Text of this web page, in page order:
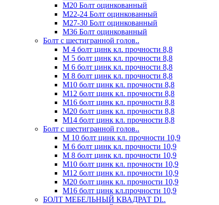
М20 Болт оцинкованный
М22-24 Болт оцинкованный
М27-30 Болт оцинкованный
М36 Болт оцинкованный
Болт с шестигранной голов..
М 4 болт цинк кл. прочности 8,8
М 5 болт цинк кл. прочности 8,8
М 6 болт цинк кл. прочности 8,8
М 8 болт цинк кл. прочности 8,8
М10 болт цинк кл. прочности 8,8
М12 болт цинк кл. прочности 8,8
М16 болт цинк кл. прочности 8,8
М20 болт цинк кл. прочности 8,8
М14 болт цинк кл. прочности 8,8
Болт с шестигранной голов..
М 10 болт цинк кл. прочности 10,9
М 6 болт цинк кл. прочности 10,9
М 8 болт цинк кл. прочности 10,9
М10 болт цинк кл. прочности 10,9
М12 болт цинк кл. прочности 10,9
М20 болт цинк кл. прочности 10,9
М16 болт цинк кл.прочности 10,9
БОЛТ МЕБЕЛЬНЫЙ КВАДРАТ DI..